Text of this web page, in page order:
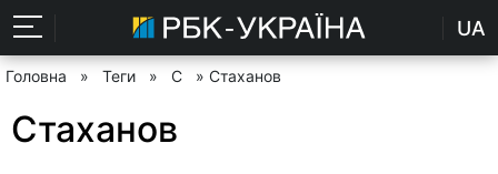
UA
Головна » Теги » С » Стаханов
Стаханов